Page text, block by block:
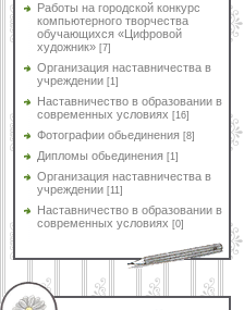
Работы на городской конкурс
компьютерного творчества
обучающихся «Цифровой
художник» [7]
Организация наставничества в
учреждении [1]
Наставничество в образовании в
современных условиях [16]
Фотографии обьединения [8]
Дипломы обьединения [1]
Организация наставничества в
учреждении [11]
Наставничество в образовании в
современных условиях [0]